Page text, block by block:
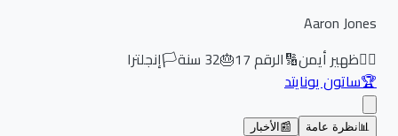
Aaron Jones
ظهير أيمن🔢الرقم17
🎂
32سنة🏳️إنجلترا
ساتون يونايتد
نظرة عامة 📰 الأخبار